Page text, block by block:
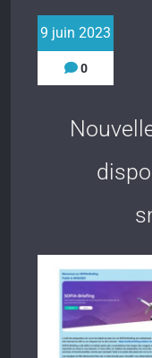
9 juin 2023
0